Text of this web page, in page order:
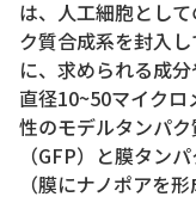
は、人工細胞とし
ク質合成系を封入
に、求められる成
直径10~50マイク
性のモデルタンパ
（GFP）と膜タン
（膜にナノポアを